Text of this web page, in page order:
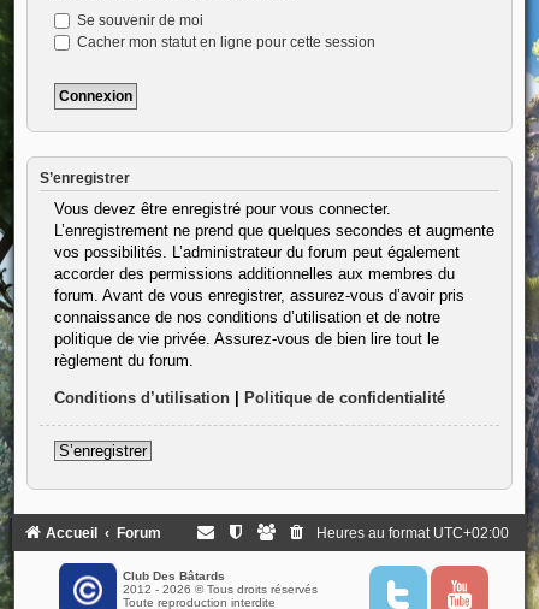
Se souvenir de moi
Cacher mon statut en ligne pour cette session
S’enregistrer
Vous devez être enregistré pour vous connecter.
L’enregistrement ne prend que quelques secondes et augmente
vos possibilités. L’administrateur du forum peut également
accorder des permissions additionnelles aux membres du
forum. Avant de vous enregistrer, assurez-vous d’avoir pris
connaissance de nos conditions d’utilisation et de notre
politique de vie privée. Assurez-vous de bien lire tout le
règlement du forum.
Conditions d’utilisation| Politique de confidentialité
S’enregistrer
Accueil Forum Heures au format UTC+02:00
Club Des Bâtards
2012 - 2026 © Tous droits réservés
Toute reproduction interdite
T
Y